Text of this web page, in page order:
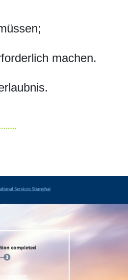
machen.